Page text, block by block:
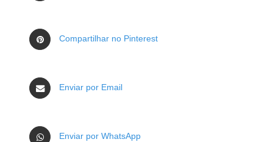
Compartilhar no Pinterest
Enviar por Email
Enviar por WhatsApp